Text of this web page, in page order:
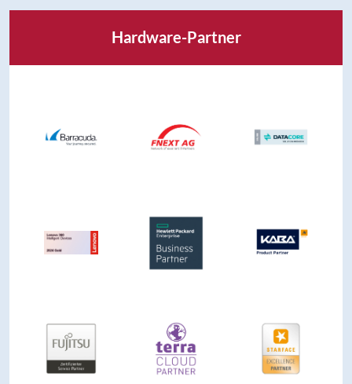
Hardware-Partner